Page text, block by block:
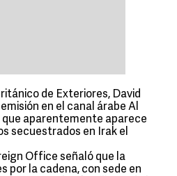
de Exteriores, David
en el canal árabe Al
que aparentemente aparece
secuestrados en Irak el
Office señaló que la
por la cadena, con sede en